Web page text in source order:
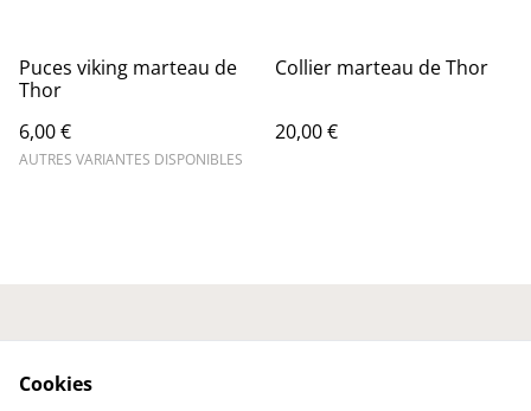
Puces viking marteau de
Thor
6,00 €
AUTRES VARIANTES DISPONIBLES
Collier marteau de Thor
20,00 €
Cookies